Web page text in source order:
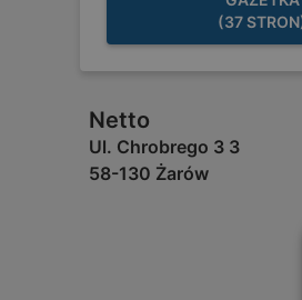
(37
Netto
Ul. Chrobrego 3 3
58-130 Żarów